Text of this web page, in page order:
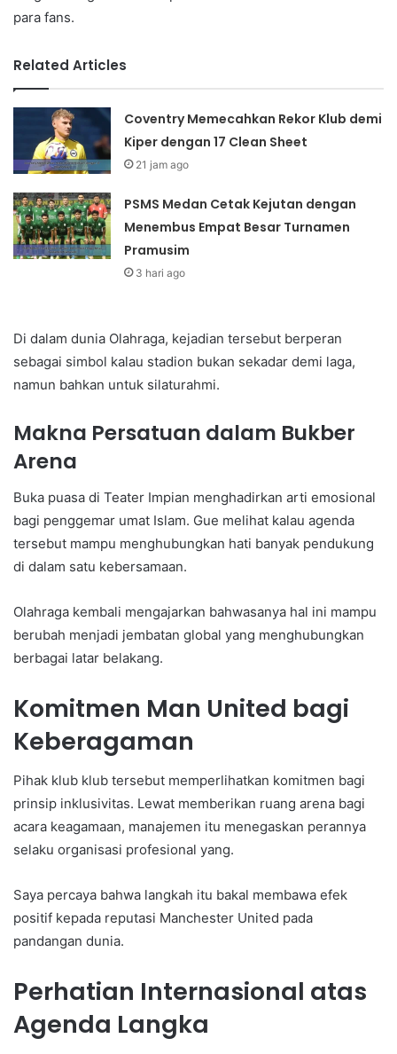
para fans.
Related Articles
Coventry Memecahkan Rekor Klub demi
Kiper dengan 17 Clean Sheet
21 jam ago
PSMS Medan Cetak Kejutan dengan
Menembus Empat Besar Turnamen
Pramusim
3 hari ago
Di dalam dunia Olahraga, kejadian tersebut berperan
sebagai simbol kalau stadion bukan sekadar demi laga,
namun bahkan untuk silaturahmi.
Makna Persatuan dalam Bukber
Arena
Buka puasa di Teater Impian menghadirkan arti emosional
bagi penggemar umat Islam. Gue melihat kalau agenda
tersebut mampu menghubungkan hati banyak pendukung
di dalam satu kebersamaan.
Olahraga kembali mengajarkan bahwasanya hal ini mampu
berubah menjadi jembatan global yang menghubungkan
berbagai latar belakang.
Komitmen Man United bagi
Keberagaman
Pihak klub klub tersebut memperlihatkan komitmen bagi
prinsip inklusivitas. Lewat memberikan ruang arena bagi
acara keagamaan, manajemen itu menegaskan perannya
selaku organisasi profesional yang.
Saya percaya bahwa langkah itu bakal membawa efek
positif kepada reputasi Manchester United pada
pandangan dunia.
Perhatian Internasional atas
Agenda Langka